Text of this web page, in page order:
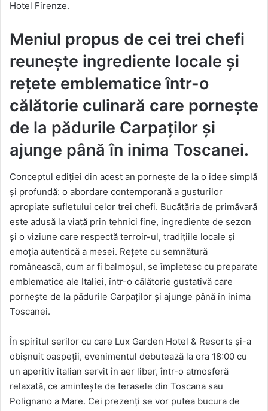
Hotel Firenze.
Meniul propus de cei trei chefi
reunește ingrediente locale și
rețete emblematice într-o
călătorie culinară care pornește
de la pădurile Carpaților și
ajunge până în inima Toscanei.
Conceptul ediției din acest an pornește de la o idee simplă
și profundă: o abordare contemporană a gusturilor
apropiate sufletului celor trei chefi. Bucătăria de primăvară
este adusă la viață prin tehnici fine, ingrediente de sezon
și o viziune care respectă terroir-ul, tradițiile locale și
emoția autentică a mesei. Rețete cu semnătură
românească, cum ar fi balmoșul, se împletesc cu preparate
emblematice ale Italiei, într-o călătorie gustativă care
pornește de la pădurile Carpaților și ajunge până în inima
Toscanei.
În spiritul serilor cu care Lux Garden Hotel & Resorts și-a
obișnuit oaspeții, evenimentul debutează la ora 18:00 cu
un aperitiv italian servit în aer liber, într-o atmosferă
relaxată, ce amintește de terasele din Toscana sau
Polignano a Mare. Cei prezenți se vor putea bucura de